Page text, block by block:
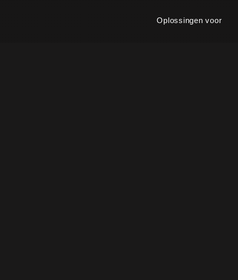
Oplossingen voor